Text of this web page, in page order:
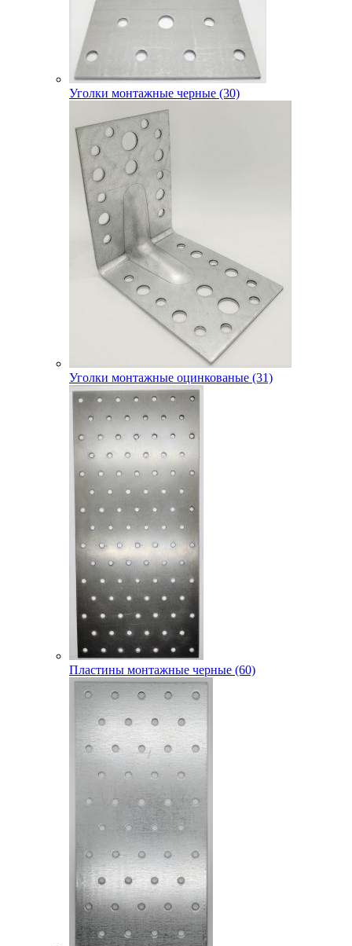
Уголки монтажные черные (30)
Уголки монтажные оцинкованые (31)
Пластины монтажные черные (60)